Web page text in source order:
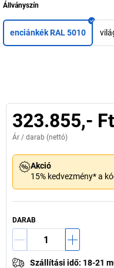
Állványszín
enciánkék RAL 5010
323.855,- Ft
Ár / darab (nettó)
Akció
15% kedvezmény* a
DARAB
Szállítási idő: 18-21